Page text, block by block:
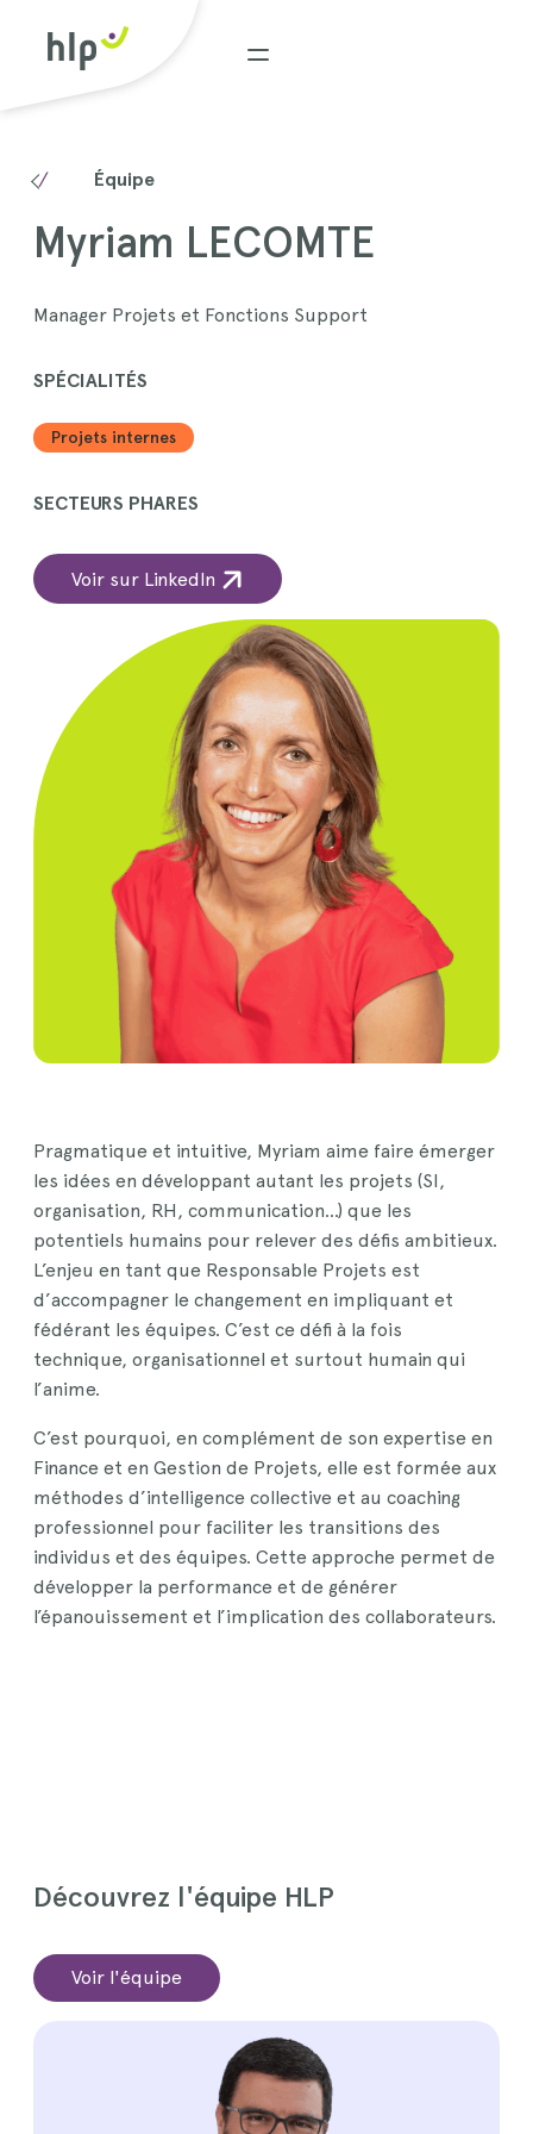
Menu
Équipe
Myriam LECOMTE
Manager Projets et Fonctions Support
SPÉCIALITÉS
Projets internes
SECTEURS PHARES
Voir sur LinkedIn
Pragmatique et intuitive, Myriam aime faire émerger
les idées en développant autant les projets (SI,
organisation, RH, communication…) que les
potentiels humains pour relever des défis ambitieux.
L’enjeu en tant que Responsable Projets est
d’accompagner le changement en impliquant et
fédérant les équipes. C’est ce défi à la fois
technique, organisationnel et surtout humain qui
l’anime.
C’est pourquoi, en complément de son expertise en
Finance et en Gestion de Projets, elle est formée aux
méthodes d’intelligence collective et au coaching
professionnel pour faciliter les transitions des
individus et des équipes. Cette approche permet de
développer la performance et de générer
l’épanouissement et l’implication des collaborateurs.
Découvrez l'équipe HLP
Voir l'équipe